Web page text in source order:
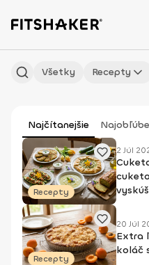
Všetky Recepty
Najčítanejšie
Recepty
2 Júl
Recepty
20 Júl
Extra
koláč